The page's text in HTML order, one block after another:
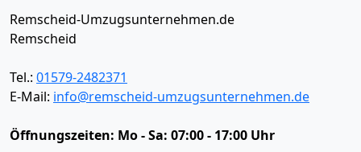
Remscheid-Umzugsunternehmen.de
Remscheid
Tel.: 01579-2482371
E-Mail: info@remscheid-umzugsunternehmen.de
Öffnungszeiten: Mo - Sa: 07:00 - 17:00 Uhr